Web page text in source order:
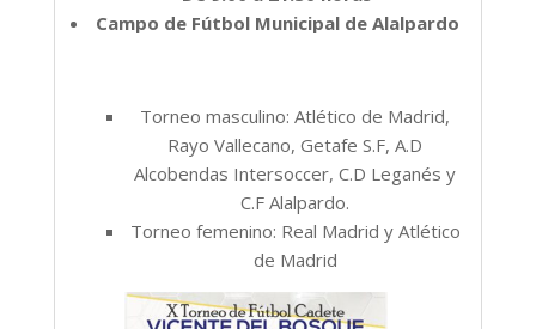
Campo de Fútbol Municipal de Alalpardo
Torneo masculino: Atlético de Madrid,
Rayo Vallecano, Getafe S.F, A.D
Alcobendas Intersoccer, C.D Leganés y
C.F Alalpardo.
Torneo femenino: Real Madrid y Atlético
de Madrid